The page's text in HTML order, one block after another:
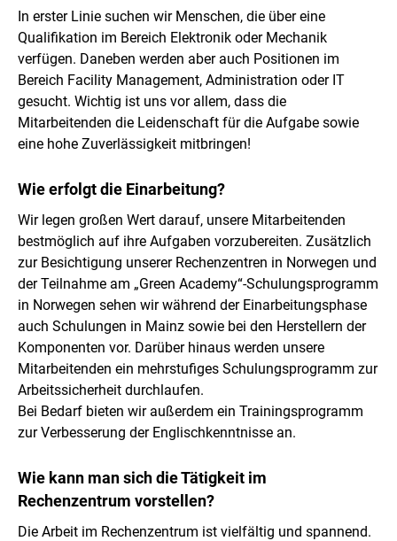
In erster Linie suchen wir Menschen, die über eine
Qualifikation im Bereich Elektronik oder Mechanik
verfügen. Daneben werden aber auch Positionen im
Bereich Facility Management, Administration oder IT
gesucht. Wichtig ist uns vor allem, dass die
Mitarbeitenden die Leidenschaft für die Aufgabe sowie
eine hohe Zuverlässigkeit mitbringen!
Wie erfolgt die Einarbeitung?
Wir legen großen Wert darauf, unsere Mitarbeitenden
bestmöglich auf ihre Aufgaben vorzubereiten. Zusätzlich
zur Besichtigung unserer Rechenzentren in Norwegen und
der Teilnahme am „Green Academy“-Schulungsprogramm
in Norwegen sehen wir während der Einarbeitungsphase
auch Schulungen in Mainz sowie bei den Herstellern der
Komponenten vor. Darüber hinaus werden unsere
Mitarbeitenden ein mehrstufiges Schulungsprogramm zur
Arbeitssicherheit durchlaufen.
Bei Bedarf bieten wir außerdem ein Trainingsprogramm
zur Verbesserung der Englischkenntnisse an.
Wie kann man sich die Tätigkeit im
Rechenzentrum vorstellen?
Die Arbeit im Rechenzentrum ist vielfältig und spannend.